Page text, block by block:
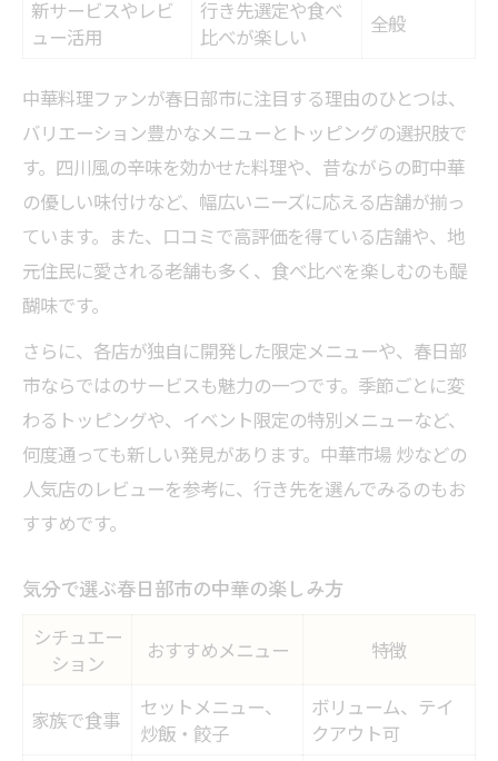
新サービスやレビ
ュー活用
行き先選定や食べ
比べが楽しい
全般
中華料理ファンが春日部市に注目する理由のひとつは、
バリエーション豊かなメニューとトッピングの選択肢で
す。四川風の辛味を効かせた料理や、昔ながらの町中華
の優しい味付けなど、幅広いニーズに応える店舗が揃っ
ています。また、口コミで高評価を得ている店舗や、地
元住民に愛される老舗も多く、食べ比べを楽しむのも醍
醐味です。
さらに、各店が独自に開発した限定メニューや、春日部
市ならではのサービスも魅力の一つです。季節ごとに変
わるトッピングや、イベント限定の特別メニューなど、
何度通っても新しい発見があります。中華市場 炒などの
人気店のレビューを参考に、行き先を選んでみるのもお
すすめです。
気分で選ぶ春日部市の中華の楽しみ方
シチュエー
ション
おすすめメニュー 特徴
家族で食事
セットメニュー、
炒飯・餃子
ボリューム、テイ
クアウト可